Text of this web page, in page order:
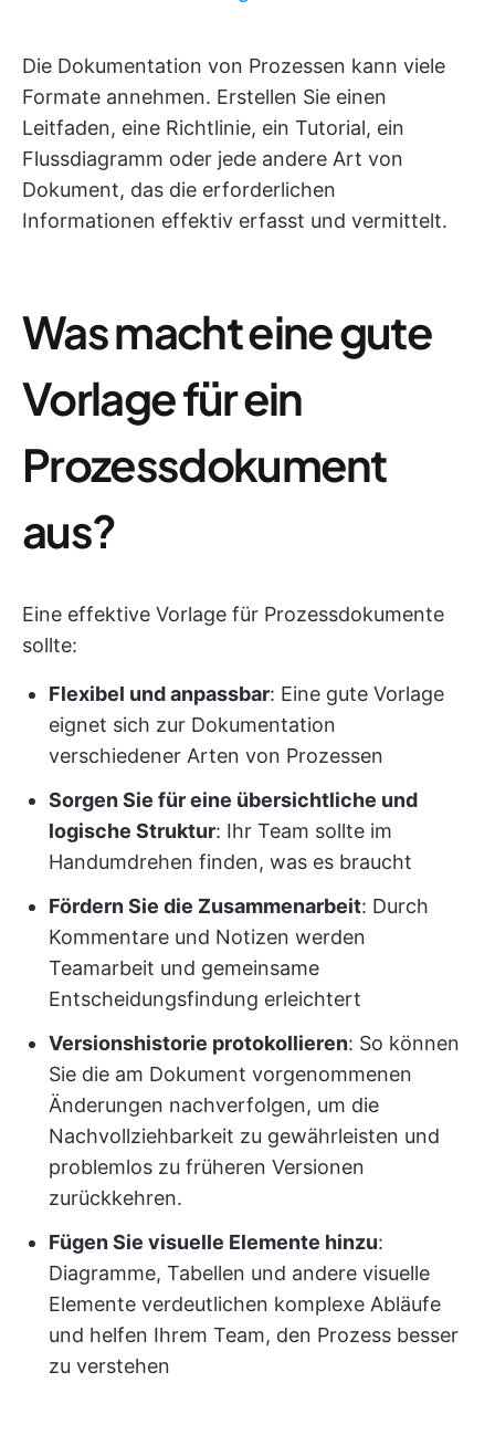
Die Dokumentation von Prozessen kann viele
Formate annehmen. Erstellen Sie einen
Leitfaden, eine Richtlinie, ein Tutorial, ein
Flussdiagramm oder jede andere Art von
Dokument, das die erforderlichen
Informationen effektiv erfasst und vermittelt.
Was macht eine gute
Vorlage für ein
Prozessdokument
aus?
Eine effektive Vorlage für Prozessdokumente
sollte:
Flexibel und anpassbar: Eine gute Vorlage
eignet sich zur Dokumentation
verschiedener Arten von Prozessen
Sorgen Sie für eine übersichtliche und
logische Struktur: Ihr Team sollte im
Handumdrehen finden, was es braucht
Fördern Sie die Zusammenarbeit: Durch
Kommentare und Notizen werden
Teamarbeit und gemeinsame
Entscheidungsfindung erleichtert
Versionshistorie protokollieren: So können
Sie die am Dokument vorgenommenen
Änderungen nachverfolgen, um die
Nachvollziehbarkeit zu gewährleisten und
problemlos zu früheren Versionen
zurückkehren.
Fügen Sie visuelle Elemente hinzu:
Diagramme, Tabellen und andere visuelle
Elemente verdeutlichen komplexe Abläufe
und helfen Ihrem Team, den Prozess besser
zu verstehen